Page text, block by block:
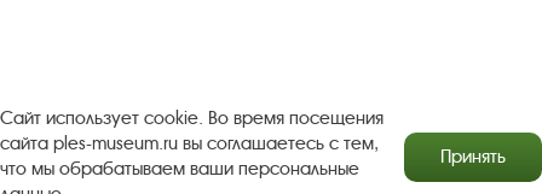
Политика конфиденциальности
Сайт использует cookie. Во время посещения
сайта ples-museum.ru вы соглашаетесь с тем,
что мы обрабатываем ваши персональные
Принять